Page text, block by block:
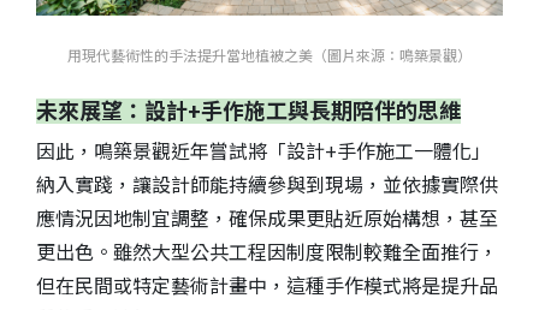
用現代藝術性的手法提升當地植被之美（圖片來源：鳴築景觀）
未來展望：設計+手作施工與長期陪伴的思維
因此，鳴築景觀近年嘗試將「設計+手作施工一體化」
納入實踐，讓設計師能持續參與到現場，並依據實際供
應情況因地制宜調整，確保成果更貼近原始構想，甚至
更出色。雖然大型公共工程因制度限制較難全面推行，
但在民間或特定藝術計畫中，這種手作模式將是提升品